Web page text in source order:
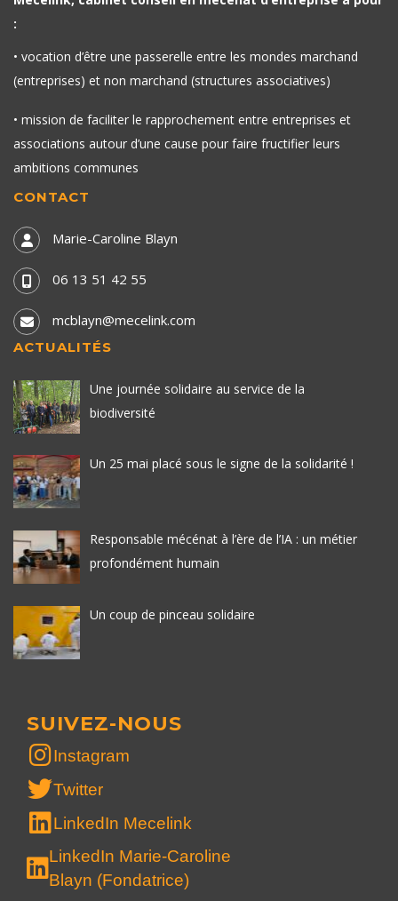
:
• vocation d’être une passerelle entre les mondes marchand
(entreprises) et non marchand (structures associatives)
• mission de faciliter le rapprochement entre entreprises et
associations autour d’une cause pour faire fructifier leurs
ambitions communes
CONTACT
Marie-Caroline Blayn
06 13 51 42 55
mcblayn@mecelink.com
ACTUALITÉS
Une journée solidaire au service de la
biodiversité
Un 25 mai placé sous le signe de la solidarité !
Responsable mécénat à l’ère de l’IA : un métier
profondément humain
Un coup de pinceau solidaire
SUIVEZ-NOUS
Instagram
Twitter
LinkedIn Mecelink
LinkedIn Marie-Caroline
Blayn (Fondatrice)